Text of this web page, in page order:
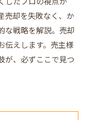
売却を失敗なく、か
な戦略を解説。売却
伝えします。売主様
が、必ずここで見つ